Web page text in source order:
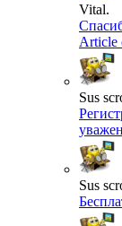
Vital.
Article
Sus
Sus